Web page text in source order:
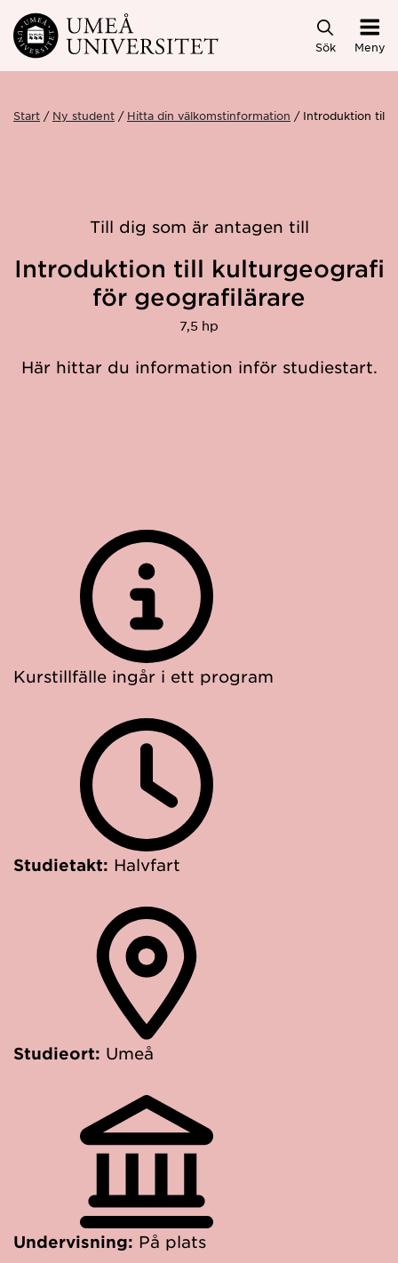
Hoppa direkt till innehållet
Sök Meny
Start Ny student Hitta din välkomstinformation Introduktion till
Till dig som är antagen till
Introduktion till kulturgeografi
för geografilärare
7,5 hp
Här hittar du information inför studiestart.
Kurstillfälle ingår i ett program
Studietakt: Halvfart
Studieort: Umeå
Undervisning: På plats